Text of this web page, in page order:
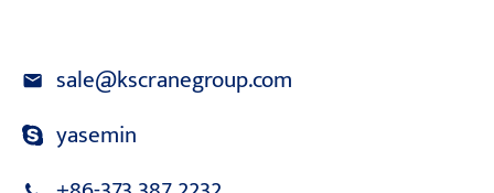
sale@kscranegroup.com
yasemin